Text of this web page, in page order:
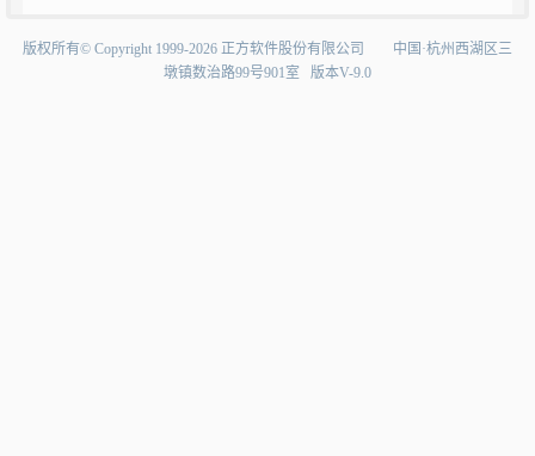
版权所有©Copyright1999-2026正方软件股份有限公司中国·杭州西湖区三
墩镇数治路99号901室版本V-9.0